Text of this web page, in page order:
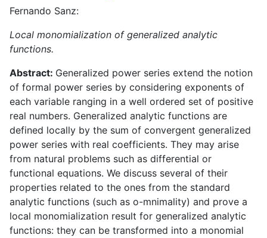
Fernando Sanz:
Local monomialization of generalized analytic
functions.
Abstract: Generalized power series extend the notion
of formal power series by considering exponents of
each variable ranging in a well ordered set of positive
real numbers. Generalized analytic functions are
defined locally by the sum of convergent generalized
power series with real coefficients. They may arise
from natural problems such as differential or
functional equations. We discuss several of their
properties related to the ones from the standard
analytic functions (such as o-mnimality) and prove a
local monomialization result for generalized analytic
functions: they can be transformed into a monomial